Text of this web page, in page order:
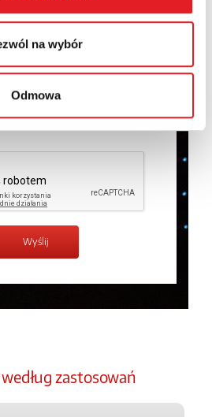
na wybór
Odmowa
na przetwarzanie moich danych
danych osobowych wPolityce
zastosowań